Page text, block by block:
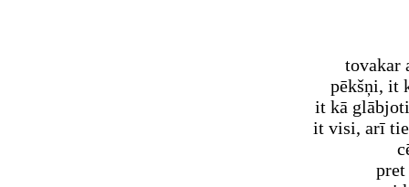
tovakar
pēkšņi, it
it kā
it visi, arī tie